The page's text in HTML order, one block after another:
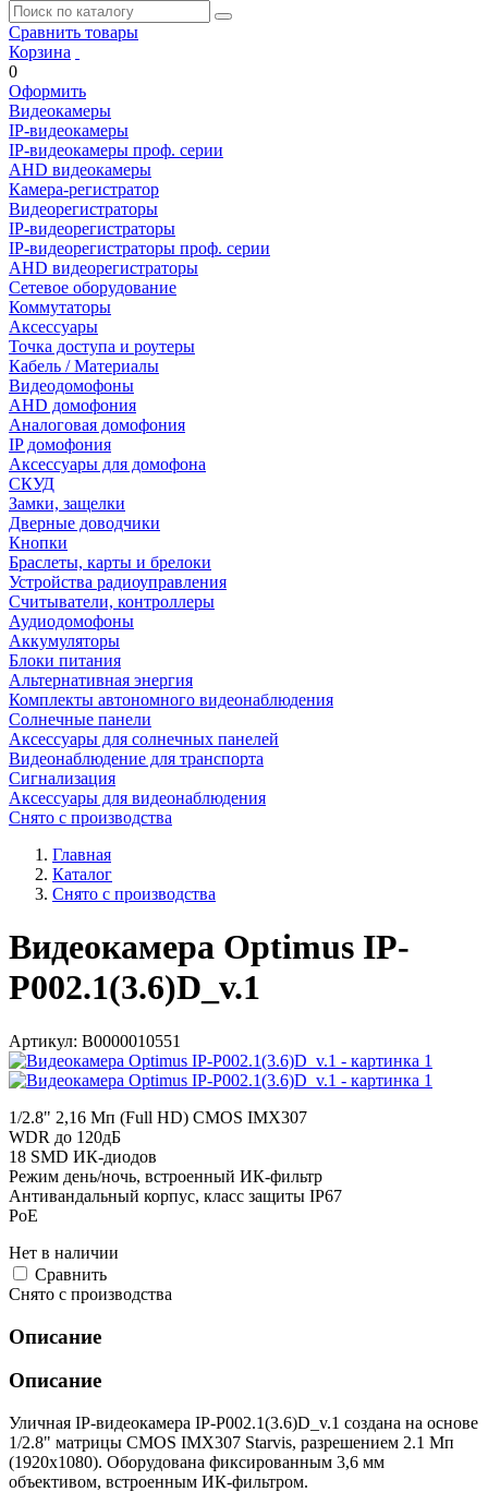
Сравнить товары
Корзина
0
Оформить
Видеокамеры
IP-видеокамеры
IP-видеокамеры проф. серии
AHD видеокамеры
Камера-регистратор
Видеорегистраторы
IP-видеорегистраторы
IP-видеорегистраторы проф. серии
AHD видеорегистраторы
Сетевое оборудование
Коммутаторы
Аксессуары
Точка доступа и роутеры
Кабель / Материалы
Видеодомофоны
AHD домофония
Аналоговая домофония
IP домофония
Аксессуары для домофона
СКУД
Замки, защелки
Дверные доводчики
Кнопки
Браслеты, карты и брелоки
Устройства радиоуправления
Считыватели, контроллеры
Аудиодомофоны
Аккумуляторы
Блоки питания
Альтернативная энергия
Комплекты автономного видеонаблюдения
Солнечные панели
Аксессуары для солнечных панелей
Видеонаблюдение для транспорта
Сигнализация
Аксессуары для видеонаблюдения
Снято с производства
Главная
Каталог
Снято с производства
Видеокамера Optimus IP-
P002.1(3.6)D_v.1
Артикул: В0000010551
1/2.8" 2,16 Мп (Full HD) CMOS IMX307
WDR до 120дБ
18 SMD ИК-диодов
Режим день/ночь, встроенный ИК-фильтр
Антивандальный корпус, класс защиты IР67
PoE
Нет в наличии
Cравнить
Снято с производства
Описание
Описание
Уличная IP-видеокамера IP-P002.1(3.6)D_v.1 создана на основе
1/2.8" матрицы CMOS IMX307 Starvis, разрешением 2.1 Мп
(1920х1080). Оборудована фиксированным 3,6 мм
объективом, встроенным ИК-фильтром.